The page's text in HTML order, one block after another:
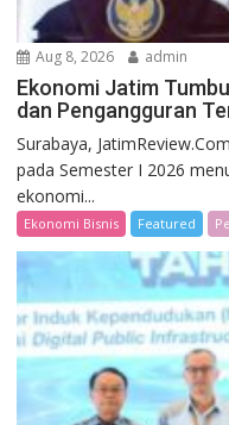
Aug 8, 2026 admin
Ekonomi Jatim
dan Pengangguran
Surabaya,
pada Semester I 2026
ekonomi...
Ekonomi Bisnis Featured